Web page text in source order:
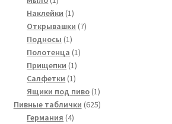
товар
Наклейки 11
товар
Открывашки 77
Подносы 11
товар
Полотенца 11
Прищепки 11
товар
Салфетки 11
товар
Ящики под пиво 11
товар
Пивные таблички 625625
Германия 44